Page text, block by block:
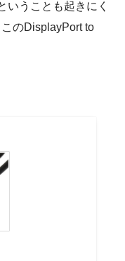
いうことも起きにく
のDisplayPort to